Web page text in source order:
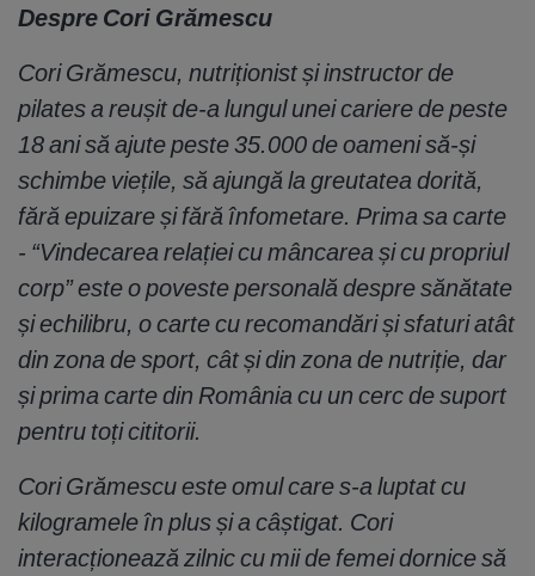
Despre Cori Grămescu
Cori Grămescu, nutriționist și instructor de
pilates a reușit de-a lungul unei cariere de peste
18 ani să ajute peste 35.000 de oameni să-și
schimbe viețile, să ajungă la greutatea dorită,
fără epuizare și fără înfometare. Prima sa carte
- “Vindecarea relației cu mâncarea și cu propriul
corp” este o poveste personală despre sănătate
și echilibru, o carte cu recomandări și sfaturi atât
din zona de sport, cât și din zona de nutriție, dar
și prima carte din România cu un cerc de suport
pentru toți cititorii.
Cori Grămescu este omul care s-a luptat cu
kilogramele în plus și a câștigat. Cori
interacționează zilnic cu mii de femei dornice să